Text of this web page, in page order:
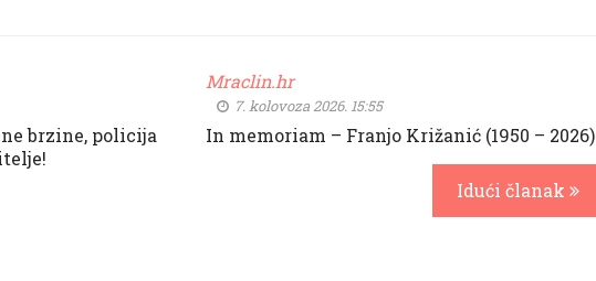
brzine, policija
Mraclin.hr
7. kolovoza 2026. 15:55
In memoriam – Franjo Križanić (1950 – 2026)
Idući članak